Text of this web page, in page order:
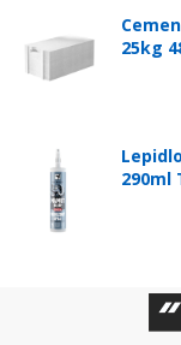
25kg
290ml